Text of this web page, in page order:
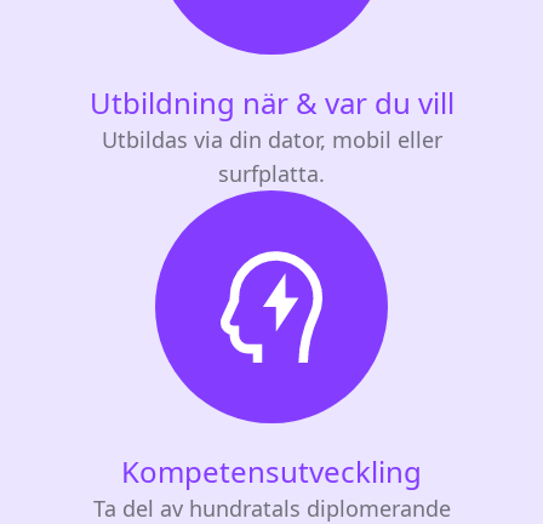
Utbildning när & var du vill
Utbildas via din dator, mobil eller
surfplatta.
Kompetensutveckling
Ta del av hundratals diplomerande